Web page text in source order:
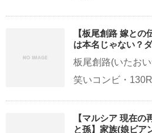
【板尾創路 嫁と
は本名じゃない？
板尾創路(いたお
笑いコンビ・
【マルシア 現在
と孫】家族(娘ビア